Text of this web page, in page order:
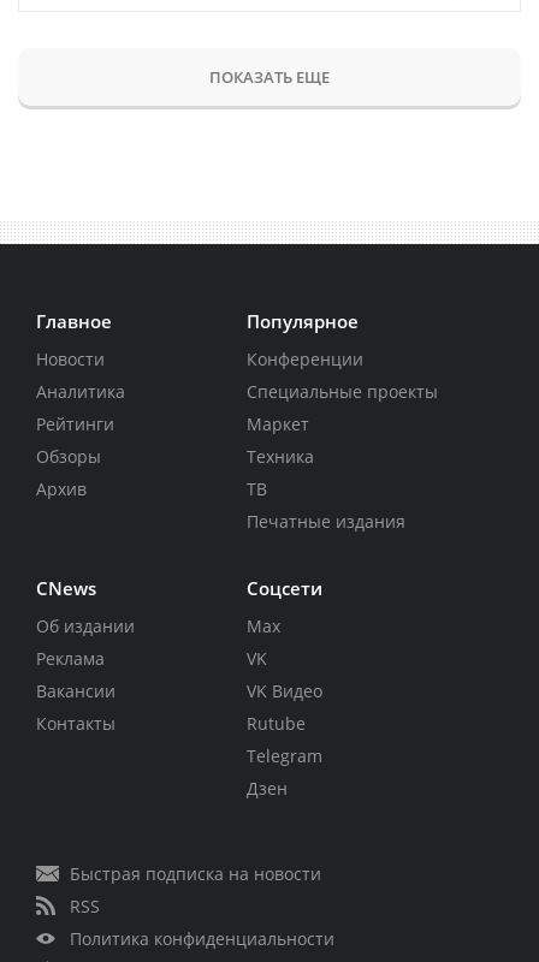
ПОКАЗАТЬ ЕЩЕ
Главное
Новости
Аналитика
Рейтинги
Обзоры
Архив
Популярное
Конференции
Специальные проекты
Маркет
Техника
ТВ
Печатные издания
CNews
Об издании
Реклама
Вакансии
Контакты
Соцсети
Max
VK
VK Видео
Rutube
Telegram
Дзен
Быстрая подписка на новости
RSS
Политика конфиденциальности